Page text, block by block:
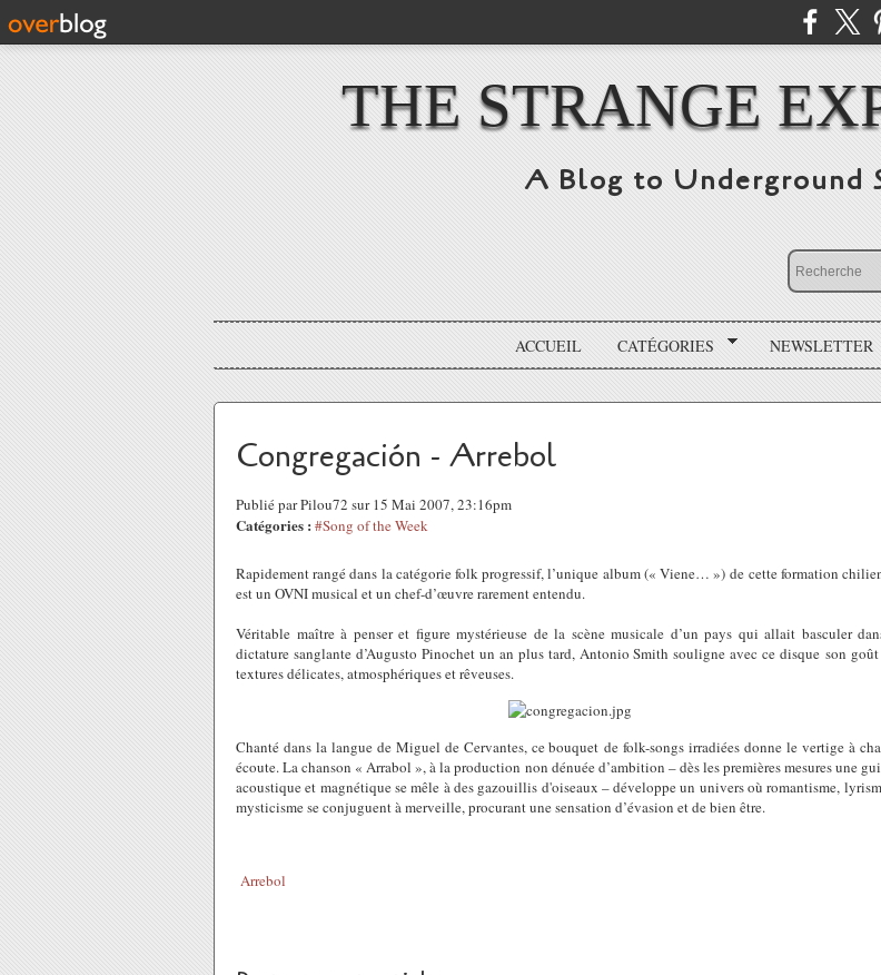
THE STRANGE
A Blog to Underground
ACCUEIL CATÉGORIES NEWSLETTER
Congregación - Arrebol
Publié par Pilou72 sur 15 Mai 2007, 23:16pm
Catégories : #Song of the Week
Rapidement rangé dans la catégorie folk progressif, l’unique album (« Viene… ») de cette formation
est un OVNI musical et un chef-d’œuvre rarement entendu.
Véritable maître à penser et figure mystérieuse de la scène musicale d’un pays qui allait basculer
dictature sanglante d’Augusto Pinochet un an plus tard, Antonio Smith souligne avec ce disque son goût
textures délicates, atmosphériques et rêveuses.
Chanté dans la langue de Miguel de Cervantes, ce bouquet de folk-songs irradiées donne le vertige à
écoute. La chanson « Arrabol », à la production non dénuée d’ambition – dès les premières mesures une
acoustique et magnétique se mêle à des gazouillis d'oiseaux – développe un univers où romantisme,
mysticisme se conjuguent à merveille, procurant une sensation d’évasion et de bien être.
Arrebol